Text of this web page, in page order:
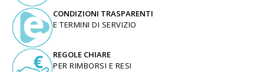
CONDIZIONI TRASPARENTI
E TERMINI DI SERVIZIO
REGOLE CHIARE
PER RIMBORSI E RESI